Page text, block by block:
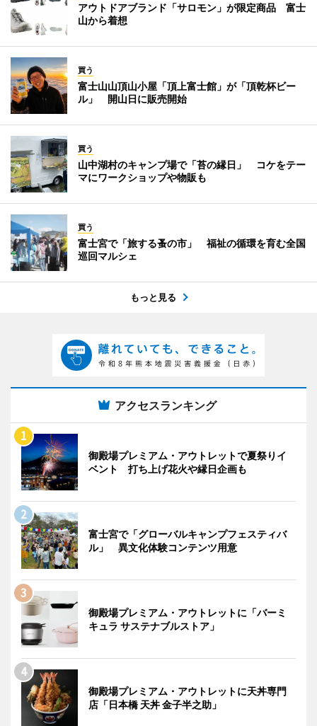
アウトドアブランド「サロモン」が限定商品 富士
山から着想
買う
富士山山頂山小屋「頂上富士館」が「頂乾杯ビー
ル」 開山日に販売開始
買う
山中湖村のキャンプ場で「苔の縁日」 コケをテー
マにワークショップや物販も
買う
富士宮で「旅する蚤の市」 福祉の循環を育む全国
巡回マルシェ
もっと見る
アクセスランキング
御殿場プレミアム・アウトレットで夏祭りイ
ベント 打ち上げ花火や縁日企画も
富士宮で「グローバルキャンプフェスティバ
ル」 異文化体験コンテンツ用意
御殿場プレミアム・アウトレットに「バーミ
キュラ サステナブルストア」
御殿場プレミアム・アウトレットに天丼専門
店「日本橋 天丼 金子半之助」